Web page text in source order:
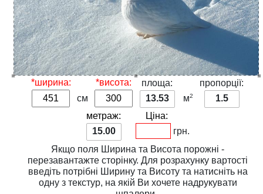
*ширина:
см
*висота:
площа:
13.53
м2
пропорції:
1.5
метраж:
15.00
Ціна:
грн.
Якщо поля Ширина та Висота порожні -
перезавантажте сторінку. Для розрахунку вартості
введіть потрібні Ширинута Висотута натисніть на
одну з текстур, на якій Ви хочете надрукувати